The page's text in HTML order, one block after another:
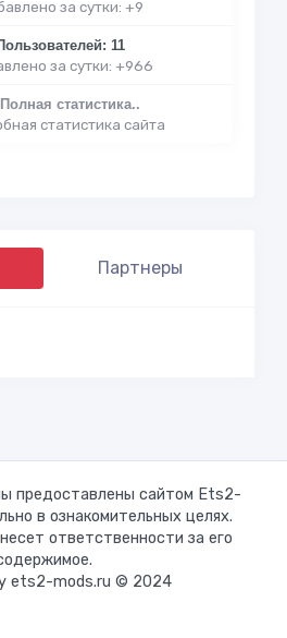
за сутки: +9
11
за сутки: +966
статистика..
статистика сайта
Партнеры
предоставлены сайтом Ets2-
в ознакомительных целях.
ответственности за его
ets2-mods.ru © 2024